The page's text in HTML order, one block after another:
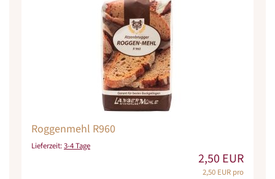
Roggenmehl R960
Lieferzeit:3-4 Tage
2,50 EUR
2,50 EUR pro